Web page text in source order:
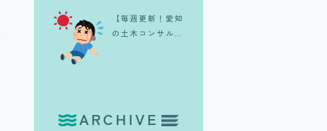
【毎週更新！愛知
の土木コンサル日
ARCHIVE